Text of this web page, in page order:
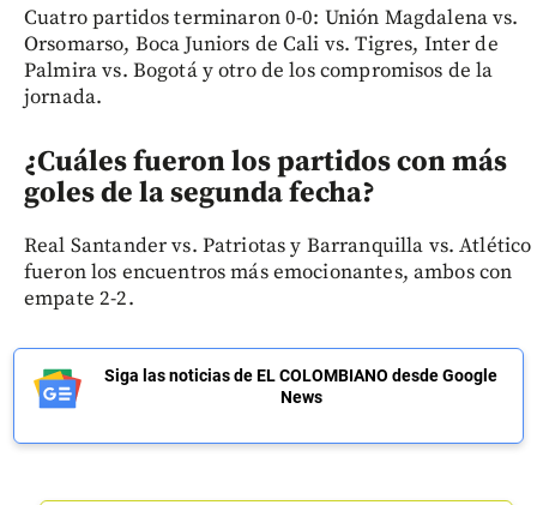
Cuatro partidos terminaron 0-0: Unión Magdalena vs.
Orsomarso, Boca Juniors de Cali vs. Tigres, Inter de
Palmira vs. Bogotá y otro de los compromisos de la
jornada.
¿Cuáles fueron los partidos con más
goles de la segunda fecha?
Real Santander vs. Patriotas y Barranquilla vs. Atlético
fueron los encuentros más emocionantes, ambos con
empate 2-2.
Siga las noticias de EL COLOMBIANO desde Google
News